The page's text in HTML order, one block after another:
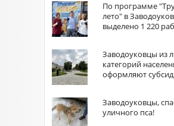
По программе
лето" в
выделено 1 220
Заводоуковцы из
категорий
оформляют
Заводоуковцы,
уличного пса!